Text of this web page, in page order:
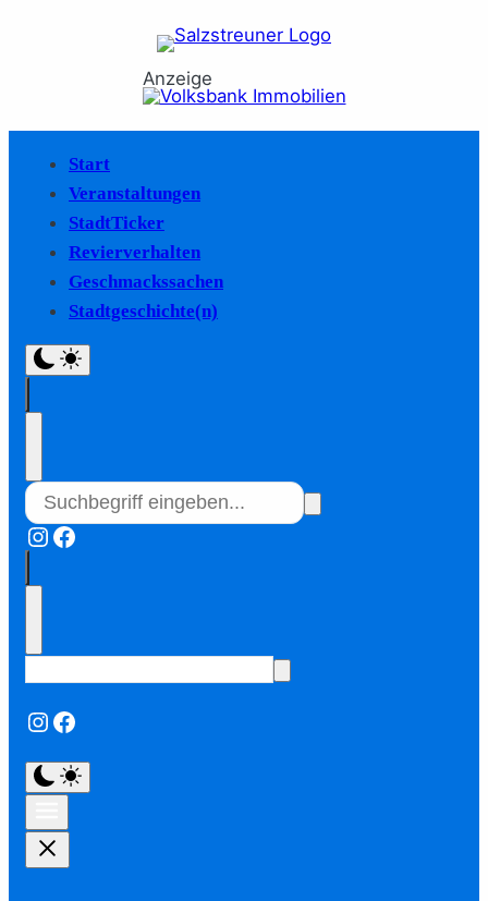
Anzeige
Start
Veranstaltungen
StadtTicker
Revierverhalten
Geschmackssachen
Stadtgeschichte(n)
Instagram
Facebook
Instagram
Facebook